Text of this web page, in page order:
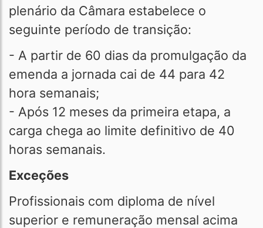
plenário da Câmara estabelece o
seguinte período de transição:
- A partir de 60 dias da promulgação da
emenda a jornada cai de 44 para 42
hora semanais;
- Após 12 meses da primeira etapa, a
carga chega ao limite definitivo de 40
horas semanais.
Exceções
Profissionais com diploma de nível
superior e remuneração mensal acima